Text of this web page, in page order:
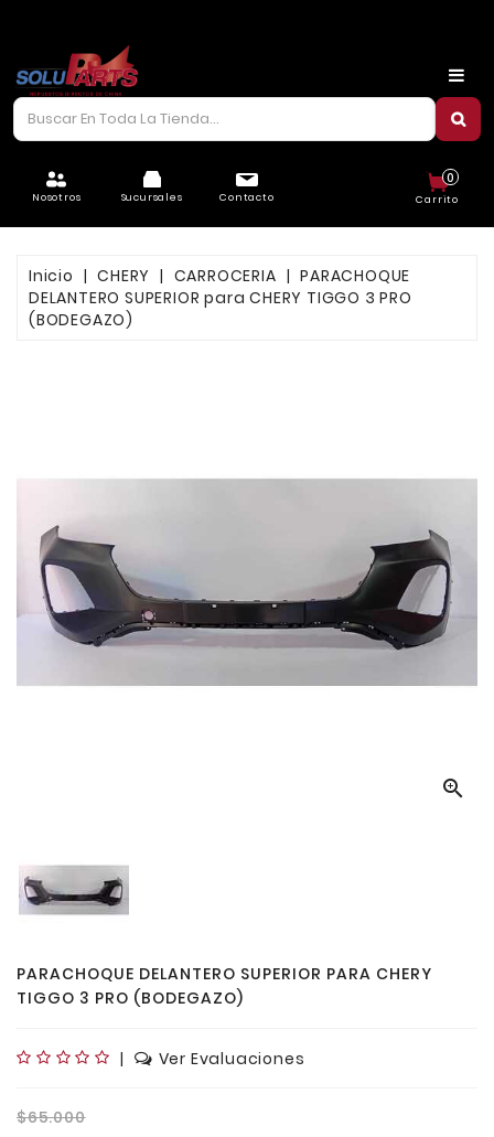
Nosotros Sucursales Contacto Carrito
0
CARROCERÍA
ELÉCTRICO
FRENOS
LUBRICANTES
Inicio CHERY CARROCERIA
PARACHOQUE
DELANTERO SUPERIOR para CHERY TIGGO 3 PRO
(BODEGAZO)

PARACHOQUE DELANTERO SUPERIOR PARA CHERY
TIGGO 3 PRO (BODEGAZO)
| Ver Evaluaciones
$65.000